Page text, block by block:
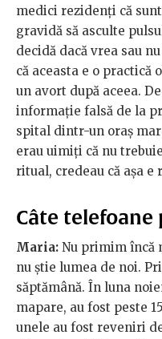
medici rezidenți că
gravidă să asculte
decidă dacă vrea sau
că aceasta e o practică
un avort după aceea.
informație falsă de la
spital dintr-un oraș
erau uimiți că nu
ritual, credeau că așa e
Câte
Maria: Nu primim încă
nu știe lumea de noi.
săptămână. În luna
mapare, au fost peste
unele au fost reveniri